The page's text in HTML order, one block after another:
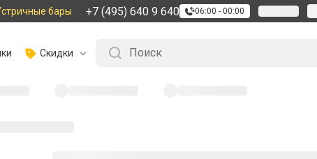
бары +7 (495) 640 9 640 06:00 - 00:00
Скидки